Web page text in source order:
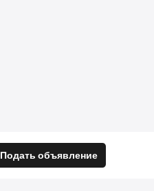
Подать объявление